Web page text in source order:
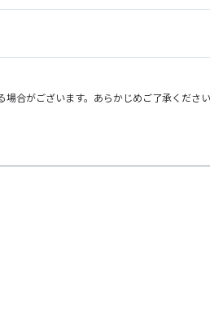
合がございます。あらかじめご了承くださ